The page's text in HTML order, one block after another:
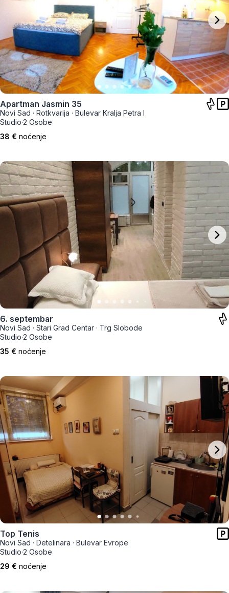
Apartman Jasmin 35
Novi Sad · Rotkvarija · Bulevar Kralja Petra I
Studio·2 Osobe
38 € noćenje
6. septembar
Novi Sad · Stari Grad Centar · Trg Slobode
Studio·2 Osobe
35 € noćenje
Top Tenis
Novi Sad · Detelinara · Bulevar Evrope
Studio·2 Osobe
29 € noćenje